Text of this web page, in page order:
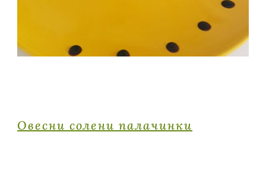
Овесни солени палачинки